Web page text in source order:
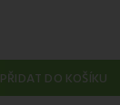
PŘIDAT DO KOŠÍKU